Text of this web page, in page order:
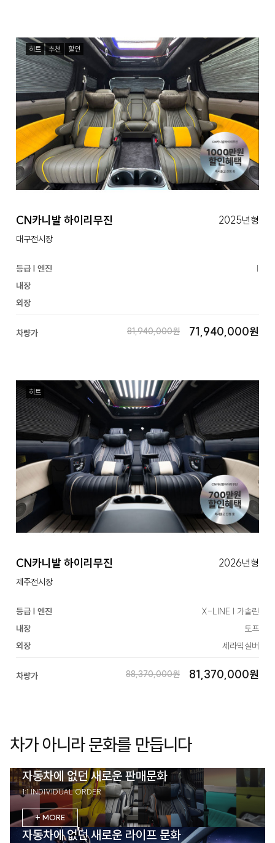
히트 추천 할인
CN카니발 하이리무진 2025년형
대구전시장
등급 | 엔진
|
내장
외장
차량가 81,940,000원 71,940,000원
히트
CN카니발 하이리무진 2026년형
제주전시장
등급 | 엔진
X-LINE | 가솔린
내장
토프
외장
세라믹실버
차량가 88,370,000원 81,370,000원
차가 아니라 문화를 만듭니다
자동차에 없던 새로운 판매문화
1:1 INDIVIDUAL ORDER
+ MORE
자동차에 없던 새로운 라이프 문화